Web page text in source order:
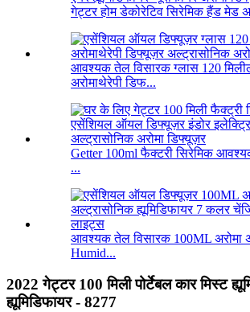
गेट्टर होम डेकोरेटिव सिरेमिक हैंड मेड
आवश्यक तेल विसारक ग्लास 120
अरोमाथेरेपी डिफ...
Getter 100ml फैक्टरी सिरेमिक
...
आवश्यक तेल विसारक 100ML अरोमा
Humid...
2022 गेट्टर 100 मिली पोर्टेबल कार मिस्ट
ह्यूमिडिफायर - 8277